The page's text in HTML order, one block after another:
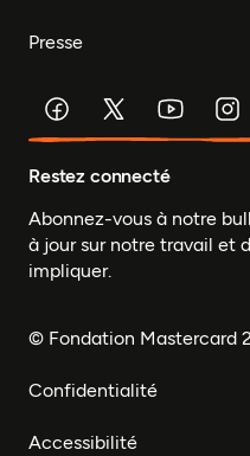
Presse
Restez connecté
Abonnez-vous à notre
à jour sur notre travail et
impliquer.
© Fondation Mastercard
Confidentialité
Accessibilité